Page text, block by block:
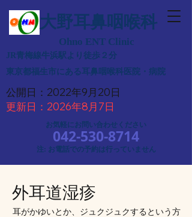
お気軽にお問い合わせください
042-530-8714
注: お電話での予約は行っていません
大野耳鼻咽喉科
Ohno ENT Clinic
JR青梅線牛浜駅より徒歩２分
​東京都福生市にある耳鼻咽喉科医院・病院
公開日：2022年9月20日
​更新日：2026年8月7日
外耳道湿疹
耳がかゆいとか、ジュクジュクするという方